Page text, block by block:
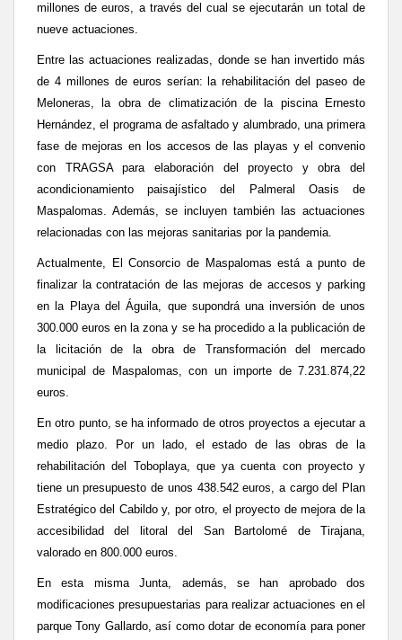
millones de euros, a través del cual se ejecutarán un total de
nueve actuaciones.
Entre las actuaciones realizadas, donde se han invertido más
de 4 millones de euros serían: la rehabilitación del paseo de
Meloneras, la obra de climatización de la piscina Ernesto
Hernández, el programa de asfaltado y alumbrado, una primera
fase de mejoras en los accesos de las playas y el convenio
con TRAGSA para elaboración del proyecto y obra del
acondicionamiento paisajístico del Palmeral Oasis de
Maspalomas. Además, se incluyen también las actuaciones
relacionadas con las mejoras sanitarias por la pandemia.
Actualmente, El Consorcio de Maspalomas está a punto de
finalizar la contratación de las mejoras de accesos y parking
en la Playa del Águila, que supondrá una inversión de unos
300.000 euros en la zona y se ha procedido a la publicación de
la licitación de la obra de Transformación del mercado
municipal de Maspalomas, con un importe de 7.231.874,22
euros.
En otro punto, se ha informado de otros proyectos a ejecutar a
medio plazo. Por un lado, el estado de las obras de la
rehabilitación del Toboplaya, que ya cuenta con proyecto y
tiene un presupuesto de unos 438.542 euros, a cargo del Plan
Estratégico del Cabildo y, por otro, el proyecto de mejora de la
accesibilidad del litoral del San Bartolomé de Tirajana,
valorado en 800.000 euros.
En esta misma Junta, además, se han aprobado dos
modificaciones presupuestarias para realizar actuaciones en el
parque Tony Gallardo, así como dotar de economía para poner